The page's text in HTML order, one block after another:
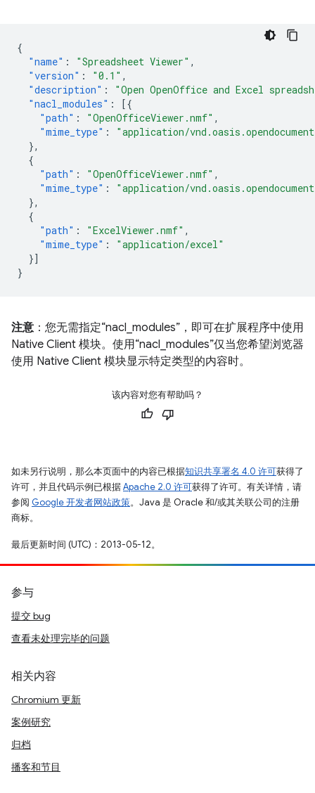
{
"name" : "Spreadsheet Viewer" ,
"version" : "0.1" ,
"description" :
"Open OpenOffice and Excel
"nacl_modules" :
[{
"path" : "OpenOfficeViewer.nmf" ,
"mime_type" :
"application/
},
{
"path" : "OpenOfficeViewer.nmf" ,
"mime_type" :
"application/
},
{
"path" : "ExcelViewer.nmf" ,
"mime_type" :
"application/excel"
}]
}
注意：您无需指定“nacl_modules”，即可在扩展程序中使用
Native Client 模块。使用“nacl_modules”仅当您希望浏览器
使用 Native Client 模块显示特定类型的内容时。
该内容对您有帮助吗？
如未另行说明，那么本页面中的内容已根据知识共享署名 4.0 许可获得了
许可，并且代码示例已根据Apache 2.0 许可获得了许可。有关详情，请
参阅 Google 开发者网站政策。Java 是 Oracle 和/或其关联公司的注册
商标。
最后更新时间 (UTC)：2013-05-12。
参与
提交 bug
查看未处理完毕的问题
相关内容
Chromium 更新
案例研究
归档
播客和节目